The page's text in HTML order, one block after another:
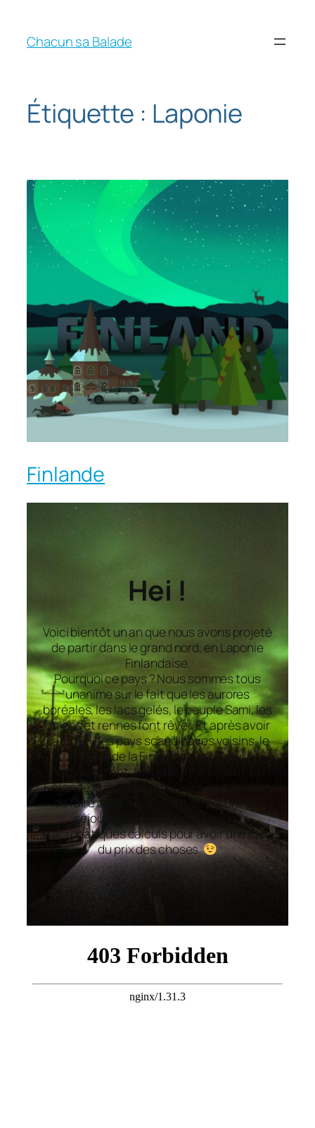
Chacun sa Balade
Étiquette : Laponie
Finlande
Hei !
Voici bientôt un an que nous avons projeté
de partir dans le grand nord, en Laponie
Finlandaise.
Pourquoi ce pays ? Nous sommes tous
unanime sur le fait que les aurores
boréales, les lacs gelés, le peuple Sami, les
chiens et rennes font rêver. Et après avoir
parcouru les pays scandinaves voisins, le
choix de la Finlande s’est fait
naturellement. Un point intéressant, en
Finlande la monnaie est l’euro, inutile donc
de faire du change avant de partir et le
séjour ne sera pas ponctué par
d’acrobatiques calculs pour avoir une idée
du prix des choses.